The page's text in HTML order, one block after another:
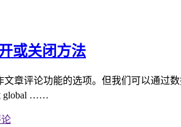
或关闭方法
文章评论功能的选项。但我们可以通
global ……